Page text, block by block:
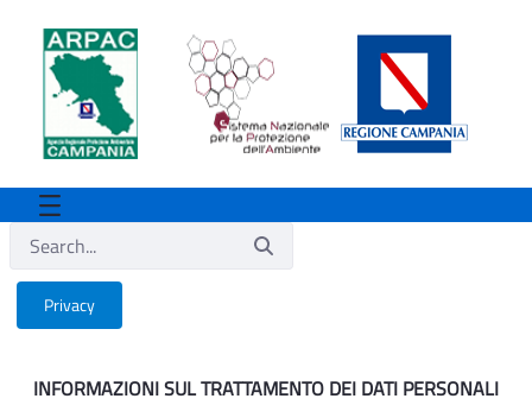
Privacy
Privacy
INFORMAZIONI SUL TRATTAMENTO DEI DATI PERSONALI